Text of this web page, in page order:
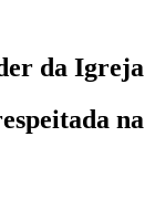
da